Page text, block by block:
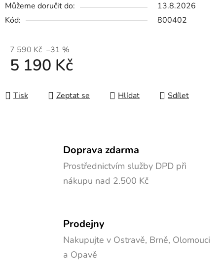
Můžeme doručit do:
13.8.2026
Kód:
800402
7 590 Kč –31 %
5 190 Kč
Tisk
Zeptat se Hlídat Sdílet
Doprava zdarma
Prostřednictvím služby DPD při
nákupu nad 2.500 Kč
Prodejny
Nakupujte v Ostravě, Brně, Olomouci
a Opavě